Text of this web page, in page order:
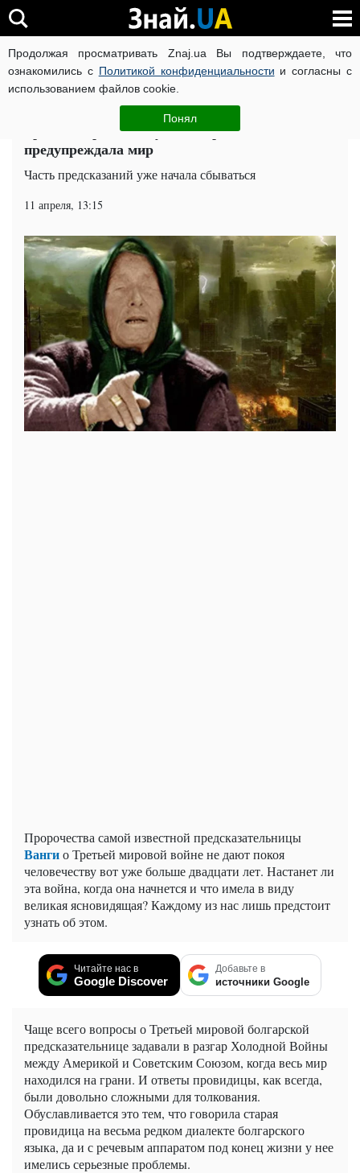
Продолжая просматривать Znaj.ua Вы подтверждаете, что
ознакомились с Политикой конфиденциальности и согласны с
использованием файлов cookie.
Понял
ВОЙНА РОССИИ ПРОТИВ УКРАИНЫ КОРОНАВИРУС В
Общество ЧИТАТИ УКРАЇНСЬКОЮ
Третья мировая и пустая Европа: о чем Ванга
предупреждала мир
Часть предсказаний уже начала сбываться
11 апреля, 13:15
Пророчества самой известной предсказательницы
Вангио Третьей мировой войне не дают покоя
человечеству вот уже больше двадцати лет. Настанет ли
эта война, когда она начнется и что имела в виду
великая ясновидящая? Каждому из нас лишь предстоит
узнать об этом.
Читайте нас в
Google Discover
Добавьте в
источники Google
Чаще всего вопросы о Третьей мировой болгарской
предсказательнице задавали в разгар Холодной Войны
между Америкой и Советским Союзом, когда весь мир
находился на грани. И ответы провидицы, как всегда,
были довольно сложными для толкования.
Обуславливается это тем, что говорила старая
провидица на весьма редком диалекте болгарского
языка, да и с речевым аппаратом под конец жизни у нее
имелись серьезные проблемы.